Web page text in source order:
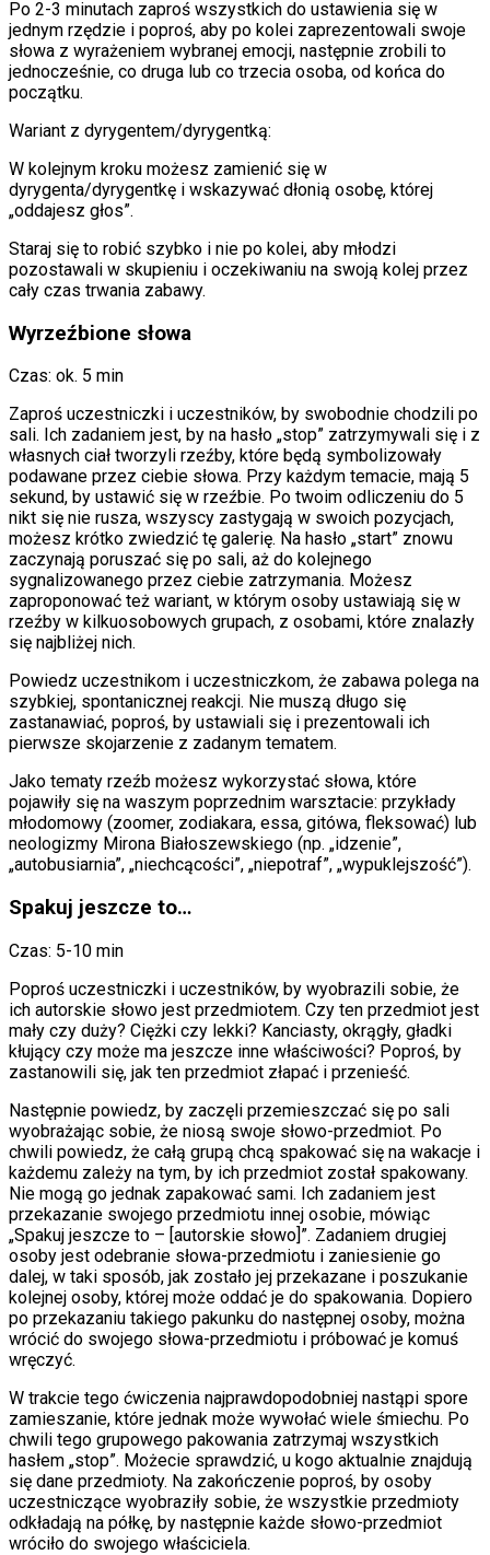
Po 2-3 minutach zaproś wszystkich do ustawienia się w
jednym rzędzie i poproś, aby po kolei zaprezentowali swoje
słowa z wyrażeniem wybranej emocji, następnie zrobili to
jednocześnie, co druga lub co trzecia osoba, od końca do
początku.
Wariant z dyrygentem/dyrygentką:
W kolejnym kroku możesz zamienić się w
dyrygenta/dyrygentkę i wskazywać dłonią osobę, której
„oddajesz głos”.
Staraj się to robić szybko i nie po kolei, aby młodzi
pozostawali w skupieniu i oczekiwaniu na swoją kolej przez
cały czas trwania zabawy.
Wyrzeźbione słowa
Czas: ok. 5 min
Zaproś uczestniczki i uczestników, by swobodnie chodzili po
sali. Ich zadaniem jest, by na hasło „stop” zatrzymywali się i z
własnych ciał tworzyli rzeźby, które będą symbolizowały
podawane przez ciebie słowa. Przy każdym temacie, mają 5
sekund, by ustawić się w rzeźbie. Po twoim odliczeniu do 5
nikt się nie rusza, wszyscy zastygają w swoich pozycjach,
możesz krótko zwiedzić tę galerię. Na hasło „start” znowu
zaczynają poruszać się po sali, aż do kolejnego
sygnalizowanego przez ciebie zatrzymania. Możesz
zaproponować też wariant, w którym osoby ustawiają się w
rzeźby w kilkuosobowych grupach, z osobami, które znalazły
się najbliżej nich.
Powiedz uczestnikom i uczestniczkom, że zabawa polega na
szybkiej, spontanicznej reakcji. Nie muszą długo się
zastanawiać, poproś, by ustawiali się i prezentowali ich
pierwsze skojarzenie z zadanym tematem.
Jako tematy rzeźb możesz wykorzystać słowa, które
pojawiły się na waszym poprzednim warsztacie: przykłady
młodomowy (zoomer, zodiakara, essa, gitówa, fleksować) lub
neologizmy Mirona Białoszewskiego (np. „idzenie”,
„autobusiarnia”, „niechcącości”, „niepotraf”, „wypuklejszość”).
Spakuj jeszcze to…
Czas: 5-10 min
Poproś uczestniczki i uczestników, by wyobrazili sobie, że
ich autorskie słowo jest przedmiotem. Czy ten przedmiot jest
mały czy duży? Ciężki czy lekki? Kanciasty, okrągły, gładki
kłujący czy może ma jeszcze inne właściwości? Poproś, by
zastanowili się, jak ten przedmiot złapać i przenieść.
Następnie powiedz, by zaczęli przemieszczać się po sali
wyobrażając sobie, że niosą swoje słowo-przedmiot. Po
chwili powiedz, że całą grupą chcą spakować się na wakacje i
każdemu zależy na tym, by ich przedmiot został spakowany.
Nie mogą go jednak zapakować sami. Ich zadaniem jest
przekazanie swojego przedmiotu innej osobie, mówiąc
„Spakuj jeszcze to – [autorskie słowo]”. Zadaniem drugiej
osoby jest odebranie słowa-przedmiotu i zaniesienie go
dalej, w taki sposób, jak zostało jej przekazane i poszukanie
kolejnej osoby, której może oddać je do spakowania. Dopiero
po przekazaniu takiego pakunku do następnej osoby, można
wrócić do swojego słowa-przedmiotu i próbować je komuś
wręczyć.
W trakcie tego ćwiczenia najprawdopodobniej nastąpi spore
zamieszanie, które jednak może wywołać wiele śmiechu. Po
chwili tego grupowego pakowania zatrzymaj wszystkich
hasłem „stop”. Możecie sprawdzić, u kogo aktualnie znajdują
się dane przedmioty. Na zakończenie poproś, by osoby
uczestniczące wyobraziły sobie, że wszystkie przedmioty
odkładają na półkę, by następnie każde słowo-przedmiot
wróciło do swojego właściciela.